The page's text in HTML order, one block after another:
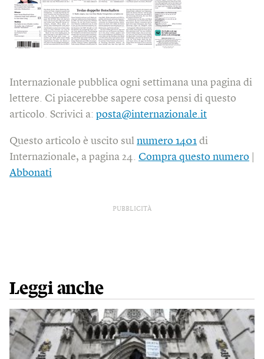
Internazionale pubblica ogni settimana una pagina di
lettere. Ci piacerebbe sapere cosa pensi di questo
articolo. Scrivici a: posta@internazionale.it
Questo articolo è uscito sul numero 1401 di
Internazionale, a pagina 24. Compra questo numero
Abbonati
PUBBLICITÀ
Leggi anche